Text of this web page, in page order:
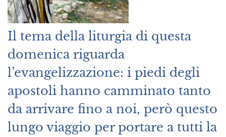
Il tema della liturgia di questa
domenica riguarda
l’evangelizzazione: i piedi degli
apostoli hanno camminato tanto
da arrivare fino a noi, però questo
lungo viaggio per portare a tutti la